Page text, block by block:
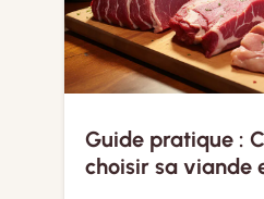
Guide pratique :
choisir sa viande